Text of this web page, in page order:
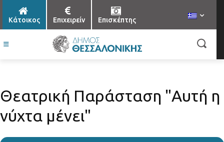
Κάτοικος Επιχειρείν Επισκέπτης
Θεατρική Παράσταση "Αυτή η
νύχτα μένει"